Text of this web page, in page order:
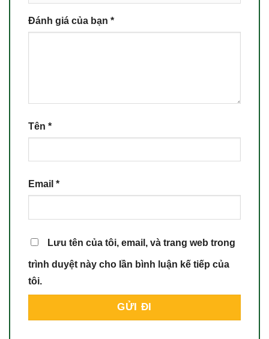
Đánh giá của bạn *
Tên *
Email *
Lưu tên của tôi, email, và trang web trong
trình duyệt này cho lần bình luận kế tiếp của
tôi.